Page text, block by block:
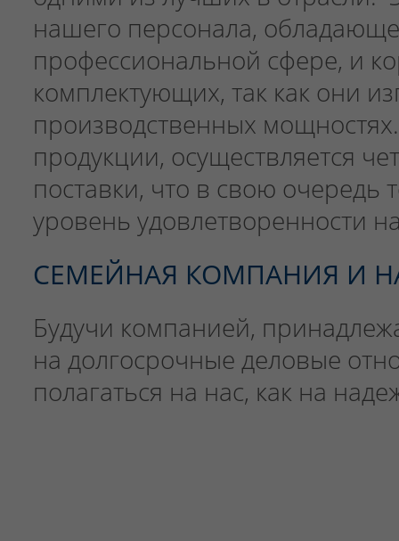
нашего персонала,
профессиональной сфере, и
комплектующих, так как они
производственных
продукции, осуществляется
поставки, что в свою очередь
уровень удовлетворенности
СЕМЕЙНАЯ КОМПАНИЯ И
Будучи компанией,
на долгосрочные деловые
полагаться на нас, как на